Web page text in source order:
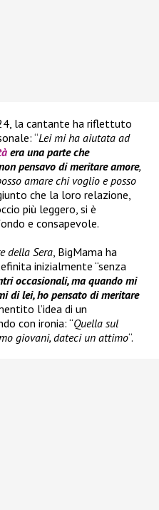
la cantante ha riflettuto
“Lei mi ha aiutata ad
era una parte che
pensavo di meritare amore,
amare chi voglio e posso
che la loro relazione,
più leggero, si è
e consapevole.
della Sera, BigMama ha
inizialmente “senza
occasionali, ma quando mi
di lei, ho pensato di meritare
l’idea di un
con ironia: “Quella sul
giovani, dateci un attimo“.